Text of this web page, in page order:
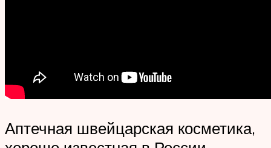
Аптечная швейцарская косметика,